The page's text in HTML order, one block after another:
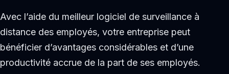
Avec l’aide du meilleur logiciel de surveillance à
distance des employés, votre entreprise peut
bénéficier d’avantages considérables et d’une
productivité accrue de la part de ses employés.